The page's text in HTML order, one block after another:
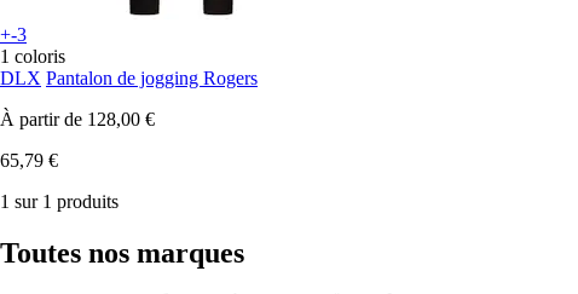
+-3
1 coloris
DLX Pantalon de jogging Rogers
À partir de 128,00 €
65,79 €
1 sur 1 produits
Toutes nos marques